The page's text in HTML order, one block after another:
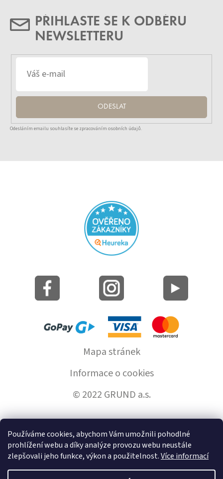
Používáme cookies, abychom Vám umožnili pohodlné
prohlížení webu a díky analýze provozu webu neustále
zlepšovali jeho funkce, výkon a použitelnost.Více informací
PŘIHLASTE SE K ODBĚRU
NEWSLETTERU
ODESLAT
Odesláním emailu souhlasíte se zpracováním osobních údajů.
Mapa stránek
Informace o cookies
© 2022 GRUND a.s.
Vytvořil Shoptet